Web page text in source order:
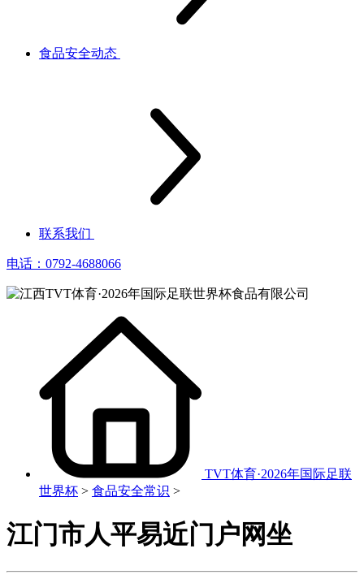
食品安全动态
联系我们
电话：0792-4688066
TVT体育·2026年国际足联
世界杯 > 食品安全常识 >
江门市人平易近门户网坐